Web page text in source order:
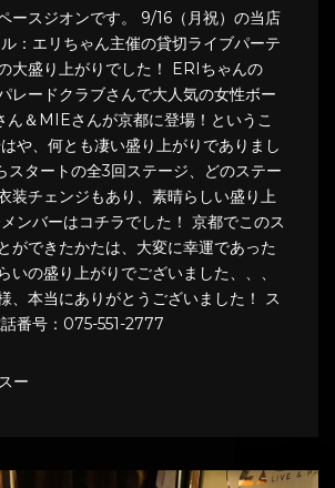
ースジオンです。 9/16（月祝）の当店
：エリちゃん主催の貸切ライブパーテ
大盛り上がりでした！ ERIちゃんの
レードクラブさんで大人気の女性ボー
ん＆MIEさんが京都に登場！というこ
や、何とも凄い盛り上がりでありまし
スタートの全3回ステージ、どのステー
装チェンジもあり、素晴らしい盛り上
ンバーはコチラでした！ 京都でこのス
ができたかたは、大変に幸運であった
いの盛り上がりでございました、、、
、本当にありがとうございました！ ス
番号：075-551-2777
ー